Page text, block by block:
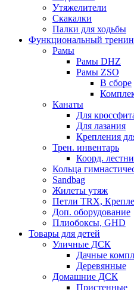
Утяжелители
Скакалки
Палки для ходьбы
Функциональный
Рамы
Рамы DHZ
Рамы ZSO
В сборе
Канаты
Для
Для лазания
Крепления
Трен. инвентарь
Коорд.
Кольца
Sandbag
Жилеты утяж
Петли TRX,
Доп. оборудование
Плиобоксы, GHD
Товары для детей
Уличные ДСК
Дачные
Деревянные
Домашние ДСК
Пристенные